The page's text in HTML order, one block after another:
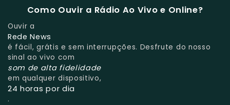
Como Ouvir a Rádio Ao Vivo e Online?
Ouvir a
Rede News
é fácil, grátis e sem interrupções. Desfrute do nosso
sinal ao vivo com
som de alta fidelidade
em qualquer dispositivo,
24 horas por dia
.